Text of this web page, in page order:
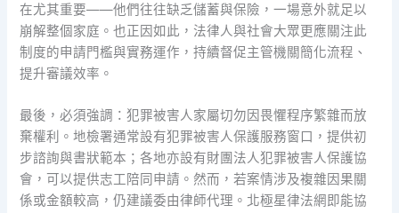
在尤其重要——他們往往缺乏儲蓄與保險，一場意外就足以
崩解整個家庭。也正因如此，法律人與社會大眾更應關注此
制度的申請門檻與實務運作，持續督促主管機關簡化流程、
提升審議效率。
最後，必須強調：犯罪被害人家屬切勿因畏懼程序繁雜而放
棄權利。地檢署通常設有犯罪被害人保護服務窗口，提供初
步諮詢與書狀範本；各地亦設有財團法人犯罪被害人保護協
會，可以提供志工陪同申請。然而，若案情涉及複雜因果關
係或金額較高，仍建議委由律師代理。北極星律法網即能協